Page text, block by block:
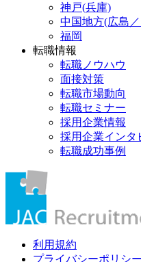
神戸(兵庫)
中国地方(広島
福岡
転職情報
転職ノウハウ
面接対策
転職市場動向
転職セミナー
採用企業情報
採用企業インタ
転職成功事例
利用規約
プライバシーポリシー